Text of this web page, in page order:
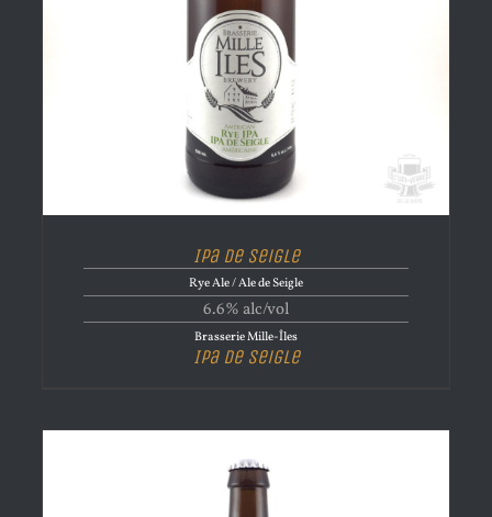
Ipa de Seigle
Rye Ale / Ale de Seigle
6.6% alc/vol
Brasserie Mille-Îles
Ipa de Seigle